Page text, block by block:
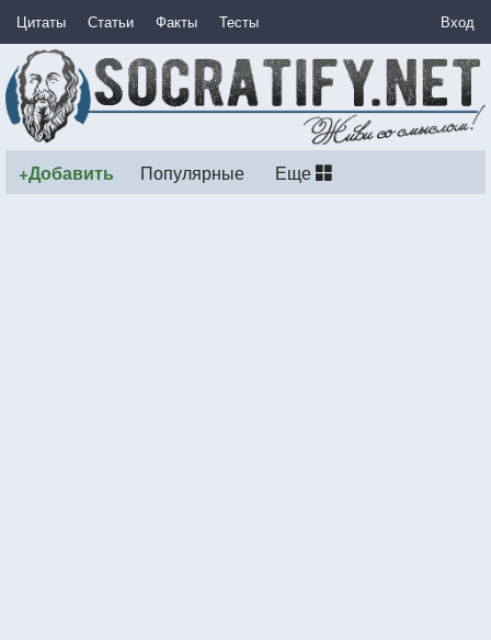
Цитаты Статьи Факты Тесты Вход
+Добавить Популярные Еще